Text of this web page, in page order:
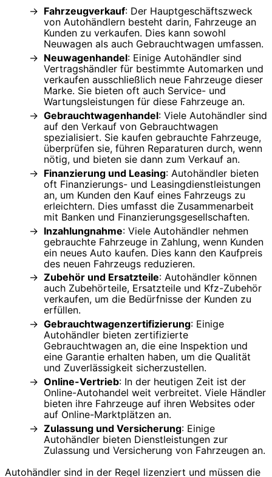
Fahrzeugverkauf: Der Hauptgeschäftszweck
von Autohändlern besteht darin, Fahrzeuge an
Kunden zu verkaufen. Dies kann sowohl
Neuwagen als auch Gebrauchtwagen umfassen.
Neuwagenhandel: Einige Autohändler sind
Vertragshändler für bestimmte Automarken und
verkaufen ausschließlich neue Fahrzeuge dieser
Marke. Sie bieten oft auch Service- und
Wartungsleistungen für diese Fahrzeuge an.
Gebrauchtwagenhandel: Viele Autohändler sind
auf den Verkauf von Gebrauchtwagen
spezialisiert. Sie kaufen gebrauchte Fahrzeuge,
überprüfen sie, führen Reparaturen durch, wenn
nötig, und bieten sie dann zum Verkauf an.
Finanzierung und Leasing: Autohändler bieten
oft Finanzierungs- und Leasingdienstleistungen
an, um Kunden den Kauf eines Fahrzeugs zu
erleichtern. Dies umfasst die Zusammenarbeit
mit Banken und Finanzierungsgesellschaften.
Inzahlungnahme: Viele Autohändler nehmen
gebrauchte Fahrzeuge in Zahlung, wenn Kunden
ein neues Auto kaufen. Dies kann den Kaufpreis
des neuen Fahrzeugs reduzieren.
Zubehör und Ersatzteile: Autohändler können
auch Zubehörteile, Ersatzteile und Kfz-Zubehör
verkaufen, um die Bedürfnisse der Kunden zu
erfüllen.
Gebrauchtwagenzertifizierung: Einige
Autohändler bieten zertifizierte
Gebrauchtwagen an, die eine Inspektion und
eine Garantie erhalten haben, um die Qualität
und Zuverlässigkeit sicherzustellen.
Online-Vertrieb: In der heutigen Zeit ist der
Online-Autohandel weit verbreitet. Viele Händler
bieten ihre Fahrzeuge auf ihren Websites oder
auf Online-Marktplätzen an.
Zulassung und Versicherung: Einige
Autohändler bieten Dienstleistungen zur
Zulassung und Versicherung von Fahrzeugen an.
Autohändler sind in der Regel lizenziert und müssen die